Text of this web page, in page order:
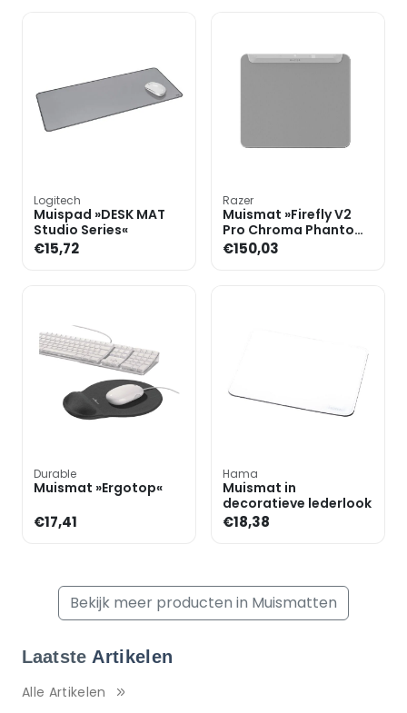
Logitech
Muispad »DESK MAT
Studio Series«
€15,72
Razer
Muismat »Firefly V2
Pro Chroma Phantom
Edition« wit
€150,03
Durable
Muismat »Ergotop«
€17,41
Hama
Muismat in
decoratieve lederlook
€18,38
Bekijk meer producten in Muismatten
Laatste Artikelen
Alle Artikelen